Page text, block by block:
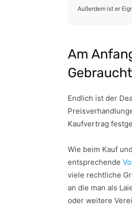
Außerdem ist er
Am
Endlich ist der
Kaufvertrag
Wie beim Kauf
entsprechende
viele rechtliche
an die man als
oder weitere